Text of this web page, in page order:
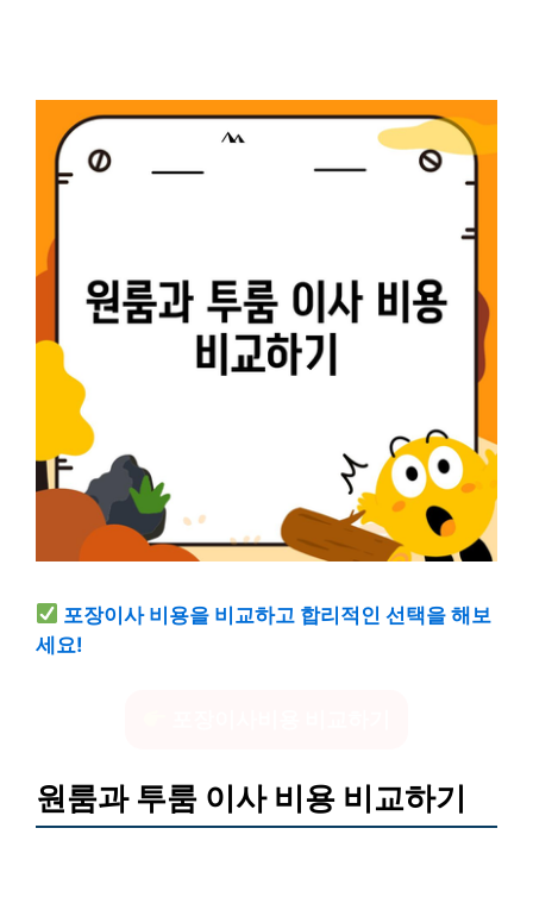
포장이사 비용을 비교하고 합리적인 선택을 해보
세요!
원룸과 투룸 이사 비용 비교하기